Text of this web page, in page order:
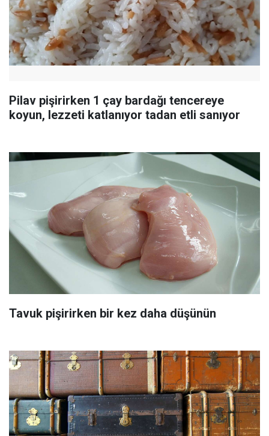
Pilav pişirirken 1 çay bardağı tencereye
koyun, lezzeti katlanıyor tadan etli sanıyor
Tavuk pişirirken bir kez daha düşünün